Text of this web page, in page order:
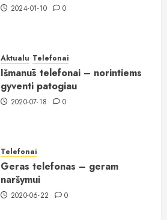
2024-01-10 0
Aktualu Telefonai
Išmanūs telefonai – norintiems
gyventi patogiau
2020-07-18 0
Telefonai
Geras telefonas – geram
naršymui
2020-06-22 0